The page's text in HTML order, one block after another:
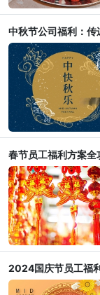
中秋节公司福利：
春节员工福利方案
2024国庆节员工福